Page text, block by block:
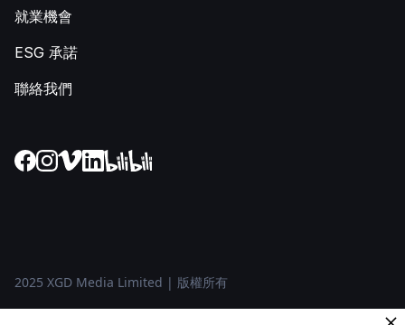
就業機會
ESG 承諾
聯絡我們
2025 XGD Media Limited | 版權所有